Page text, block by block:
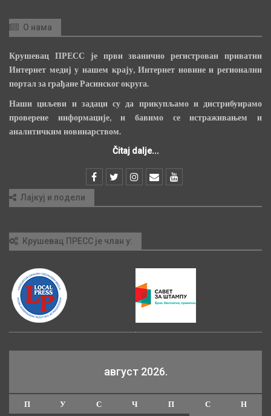
О нама
Крушевац ПРЕСС је први званично регистрован приватни
Интернет медиј у нашем крају, Интернет новине и регионални
портал за грађане Расинског округа.
Наши циљеви и задаци су да прикупљамо и дистрибуирамо
проверене информације, и бавимо се истраживањем и
аналитичким новинарством.
Čitaj dalje...
Лајкуј и подели
Крушевац ПРЕСС је члан у:
август 2026.
П У С Ч П С Н